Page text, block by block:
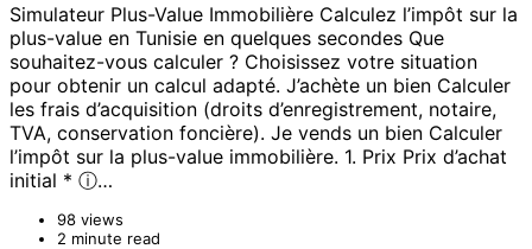
Simulateur Plus-Value Immobilière Calculez l’impôt sur la
plus-value en Tunisie en quelques secondes Que
souhaitez-vous calculer ? Choisissez votre situation
pour obtenir un calcul adapté. J’achète un bien Calculer
les frais d’acquisition (droits d’enregistrement, notaire,
TVA, conservation foncière). Je vends un bien Calculer
l’impôt sur la plus-value immobilière. 1. Prix Prix d’achat
initial * ⓘ…
98 views
2 minute read